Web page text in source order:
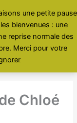
une petite pause
bienvenues : une
reprise normale des
Merci pour votre
Chloé